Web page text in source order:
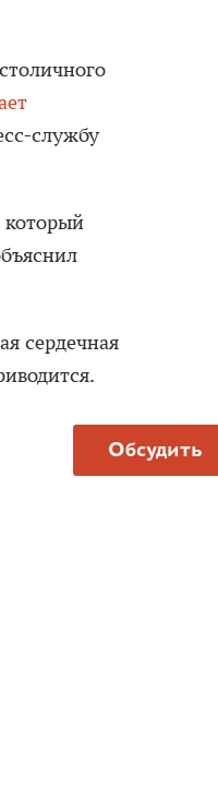
службу
сердечная
Обсудить